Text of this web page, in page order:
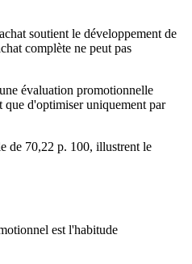
soutient le développement de
complète ne peut pas
évaluation promotionnelle
que d'optimiser uniquement par
de 70,22 p. 100, illustrent le
est l'habitude